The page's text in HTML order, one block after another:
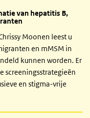
van hepatitis B,
Moonen leest u
en mMSM in
kunnen worden. Er
screeningsstrategieën
en stigma-vrije